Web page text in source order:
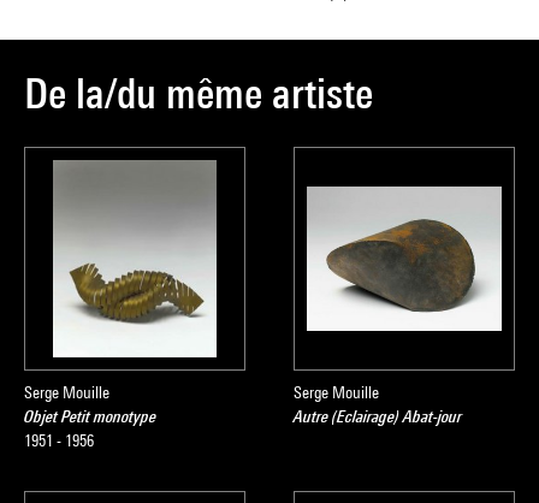
De la/du même artiste
Serge Mouille
Objet Petit monotype
1951 - 1956
Serge Mouille
Autre (Eclairage) Abat-jour